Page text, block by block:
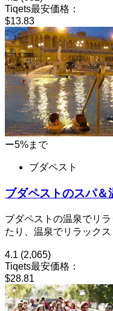
Tiqets最安価格：
$13.83
ー5%まで
ブダペスト
ブダペストのスパ＆
ブダペストの温泉でリ
たり、温泉でリラックス
4.1 (2,065)
Tiqets最安価格：
$28.81